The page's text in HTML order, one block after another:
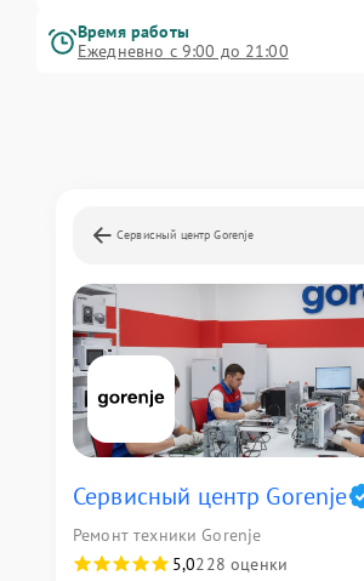
Время работы
Ежедневно с 9:00 до 21:00
Сервисный центр Gorenje
Сервисный центр Gorenje
Ремонт техники Gorenje
5,0228 оценки